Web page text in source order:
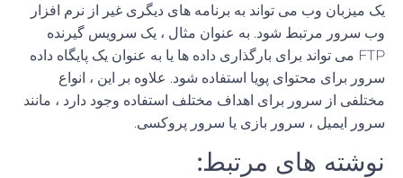
یک میزبان وب می تواند به برنامه های دیگری غیر از نرم افزار
وب سرور مرتبط شود. به عنوان مثال ، یک سرویس گیرنده
FTP می تواند برای بارگذاری داده ها یا به عنوان یک پایگاه داده
سرور برای محتوای پویا استفاده شود. علاوه بر این ، انواع
مختلفی از سرور برای اهداف مختلف استفاده وجود دارد ، مانند
سرور ایمیل ، سرور بازی یا سرور پروکسی.
نوشته های مرتبط: